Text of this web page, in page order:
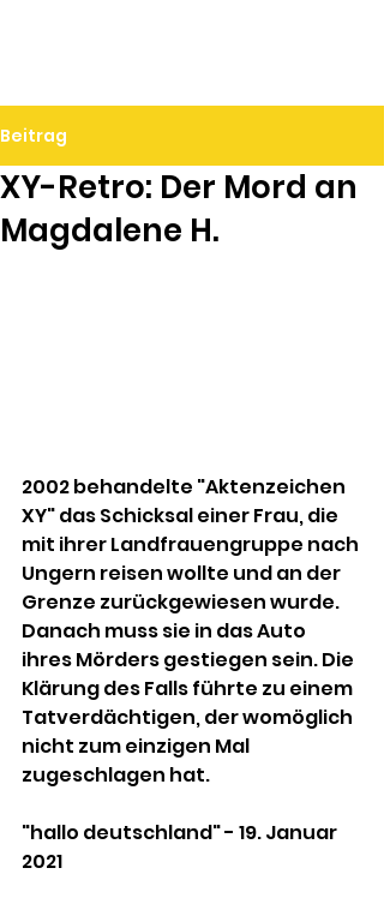
Beitrag
XY-Retro: Der Mord an
Magdalene H.
2002 behandelte "Aktenzeichen
XY" das Schicksal einer Frau, die
mit ihrer Landfrauengruppe nach
Ungern reisen wollte und an der
Grenze zurückgewiesen wurde.
Danach muss sie in das Auto
ihres Mörders gestiegen sein. Die
Klärung des Falls führte zu einem
Tatverdächtigen, der womöglich
nicht zum einzigen Mal
zugeschlagen hat.
"hallo deutschland" - 19. Januar
2021